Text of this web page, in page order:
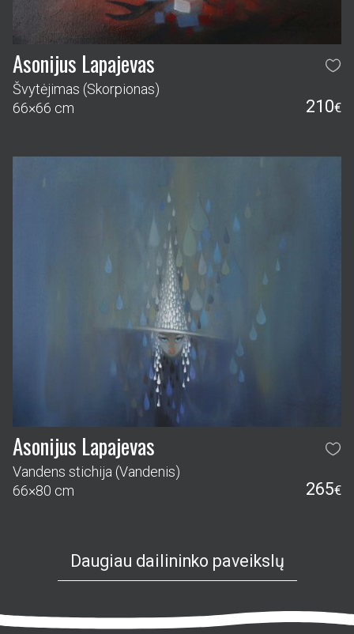
Asonijus Lapajevas
Švytėjimas (Skorpionas)
66×66 cm
210€
Asonijus Lapajevas
Vandens stichija (Vandenis)
66×80 cm
265€
Daugiau dailininko paveikslų